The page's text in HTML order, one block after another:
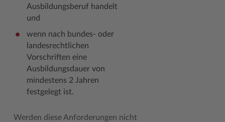
Ausbildungsberuf handelt
und
wenn nach bundes- oder
landesrechtlichen
Vorschriften eine
Ausbildungsdauer von
mindestens 2 Jahren
festgelegt ist.
Werden diese Anforderungen nicht